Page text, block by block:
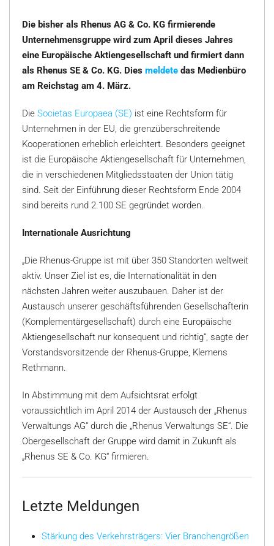
Die bisher als Rhenus AG & Co. KG firmierende
Unternehmensgruppe wird zum April dieses Jahres
eine Europäische Aktiengesellschaft und firmiert dann
als Rhenus SE & Co. KG. Dies meldete das Medienbüro
am Reichstag am 4. März.
Die Societas Europaea (SE) ist eine Rechtsform für
Unternehmen in der EU, die grenzüberschreitende
Kooperationen erheblich erleichtert. Besonders geeignet
ist die Europäische Aktiengesellschaft für Unternehmen,
die in verschiedenen Mitgliedsstaaten der Union tätig
sind. Seit der Einführung dieser Rechtsform Ende 2004
sind bereits rund 2.100 SE gegründet worden.
Internationale Ausrichtung
„Die Rhenus-Gruppe ist mit über 350 Standorten weltweit
aktiv. Unser Ziel ist es, die Internationalität in den
nächsten Jahren weiter auszubauen. Daher ist der
Austausch unserer geschäftsführenden Gesellschafterin
(Komplementärgesellschaft) durch eine Europäische
Aktiengesellschaft nur konsequent und richtig“, sagte der
Vorstandsvorsitzende der Rhenus-Gruppe, Klemens
Rethmann.
In Abstimmung mit dem Aufsichtsrat erfolgt
voraussichtlich im April 2014 der Austausch der „Rhenus
Verwaltungs AG“ durch die „Rhenus Verwaltungs SE“. Die
Obergesellschaft der Gruppe wird damit in Zukunft als
„Rhenus SE & Co. KG“ firmieren.
Letzte Meldungen
Stärkung des Verkehrsträgers: Vier Branchengrößen